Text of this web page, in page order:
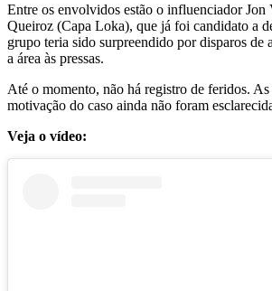
Entre os envolvidos estão o influenciador Jon
Queiroz (Capa Loka), que já foi candidato a
grupo teria sido surpreendido por disparos de
a área às pressas.
Até o momento, não há registro de feridos. As
motivação do caso ainda não foram
Veja o vídeo: